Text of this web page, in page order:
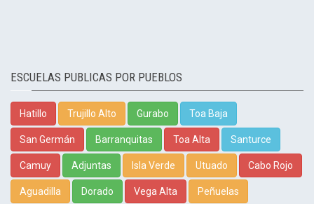
ESCUELAS PUBLICAS POR PUEBLOS
Hatillo Trujillo Alto Gurabo Toa Baja
San Germán Barranquitas Toa Alta Santurce
Camuy Adjuntas Isla Verde Utuado Cabo Rojo
Aguadilla Dorado Vega Alta Peñuelas